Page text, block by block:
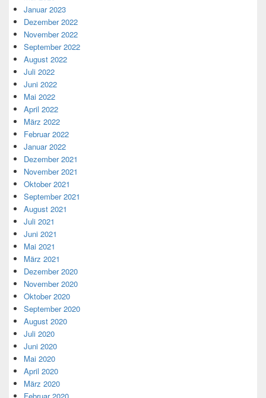
Januar 2023
Dezember 2022
November 2022
September 2022
August 2022
Juli 2022
Juni 2022
Mai 2022
April 2022
März 2022
Februar 2022
Januar 2022
Dezember 2021
November 2021
Oktober 2021
September 2021
August 2021
Juli 2021
Juni 2021
Mai 2021
März 2021
Dezember 2020
November 2020
Oktober 2020
September 2020
August 2020
Juli 2020
Juni 2020
Mai 2020
April 2020
März 2020